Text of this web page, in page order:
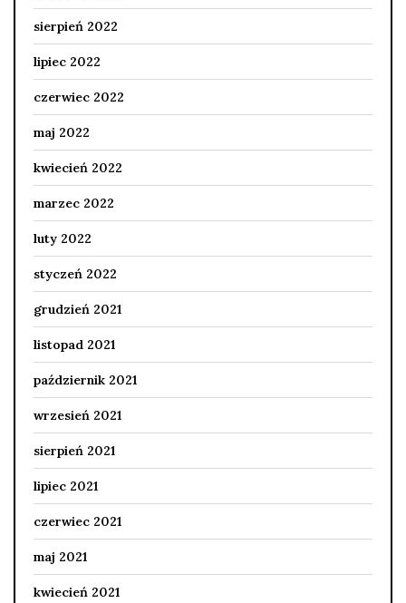
sierpień 2022
lipiec 2022
czerwiec 2022
maj 2022
kwiecień 2022
marzec 2022
luty 2022
styczeń 2022
grudzień 2021
listopad 2021
październik 2021
wrzesień 2021
sierpień 2021
lipiec 2021
czerwiec 2021
maj 2021
kwiecień 2021